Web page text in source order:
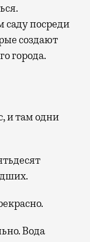
саду посреди
создают
города.
и там одни
Вода